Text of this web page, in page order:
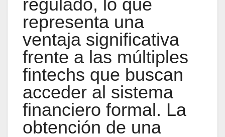
regulado, lo que
representa una
ventaja significativa
frente a las múltiples
fintechs que buscan
acceder al sistema
financiero formal. La
obtención de una